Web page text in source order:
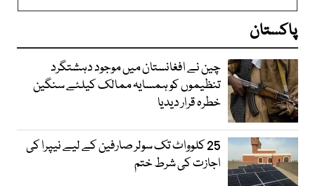
پاکستان
چین نے افغانستان میں موجود دہشتگرد
تنظیموں کو ہمسایہ ممالک کیلئے سنگین
خطرہ قرار دیدیا
25 کلوواٹ تک سولر صارفین کے لیے نیپرا کی
اجازت کی شرط ختم